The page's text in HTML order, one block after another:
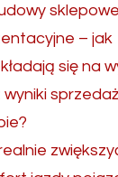
– jak
się na
wyniki